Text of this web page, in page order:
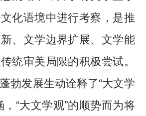
化语境中进行考察，是推
、文学边界扩展、文学能
统审美局限的积极尝试。
勃发展生动诠释了“大文学
，“大文学观”的顺势而为将